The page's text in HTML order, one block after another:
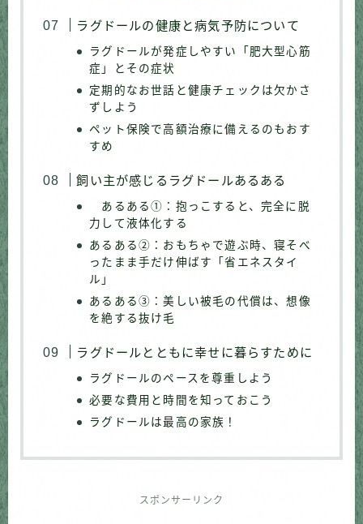
ラグドールの健康と病気予防について
ラグドールが発症しやすい「肥大型心筋
症」とその症状
定期的なお世話と健康チェックは欠かさ
ずしよう
ペット保険で高額治療に備えるのもおす
すめ
飼い主が感じるラグドールあるある
あるある①：抱っこすると、完全に脱
力して液体化する
あるある②：おもちゃで遊ぶ時、寝そべ
ったまま手だけ伸ばす「省エネスタイ
ル」
あるある③：美しい被毛の代償は、想像
を絶する抜け毛
ラグドールとともに幸せに暮らすために
ラグドールのペースを尊重しよう
必要な費用と時間を知っておこう
ラグドールは最高の家族！
スポンサーリンク